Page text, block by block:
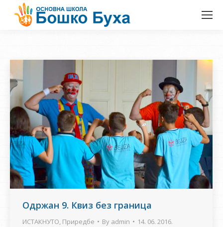
Одржан 9. Квиз без граница
ИСТАКНУТО, Приредбе By admin 14. 06. 2016.